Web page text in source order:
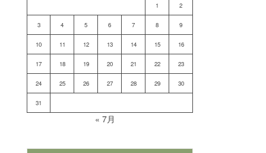
1 2
3 4 5 6 7 8 9
10 11 12 13 14 15 16
17 18 19 20 21 22 23
24 25 26 27 28 29 30
31
« 7月